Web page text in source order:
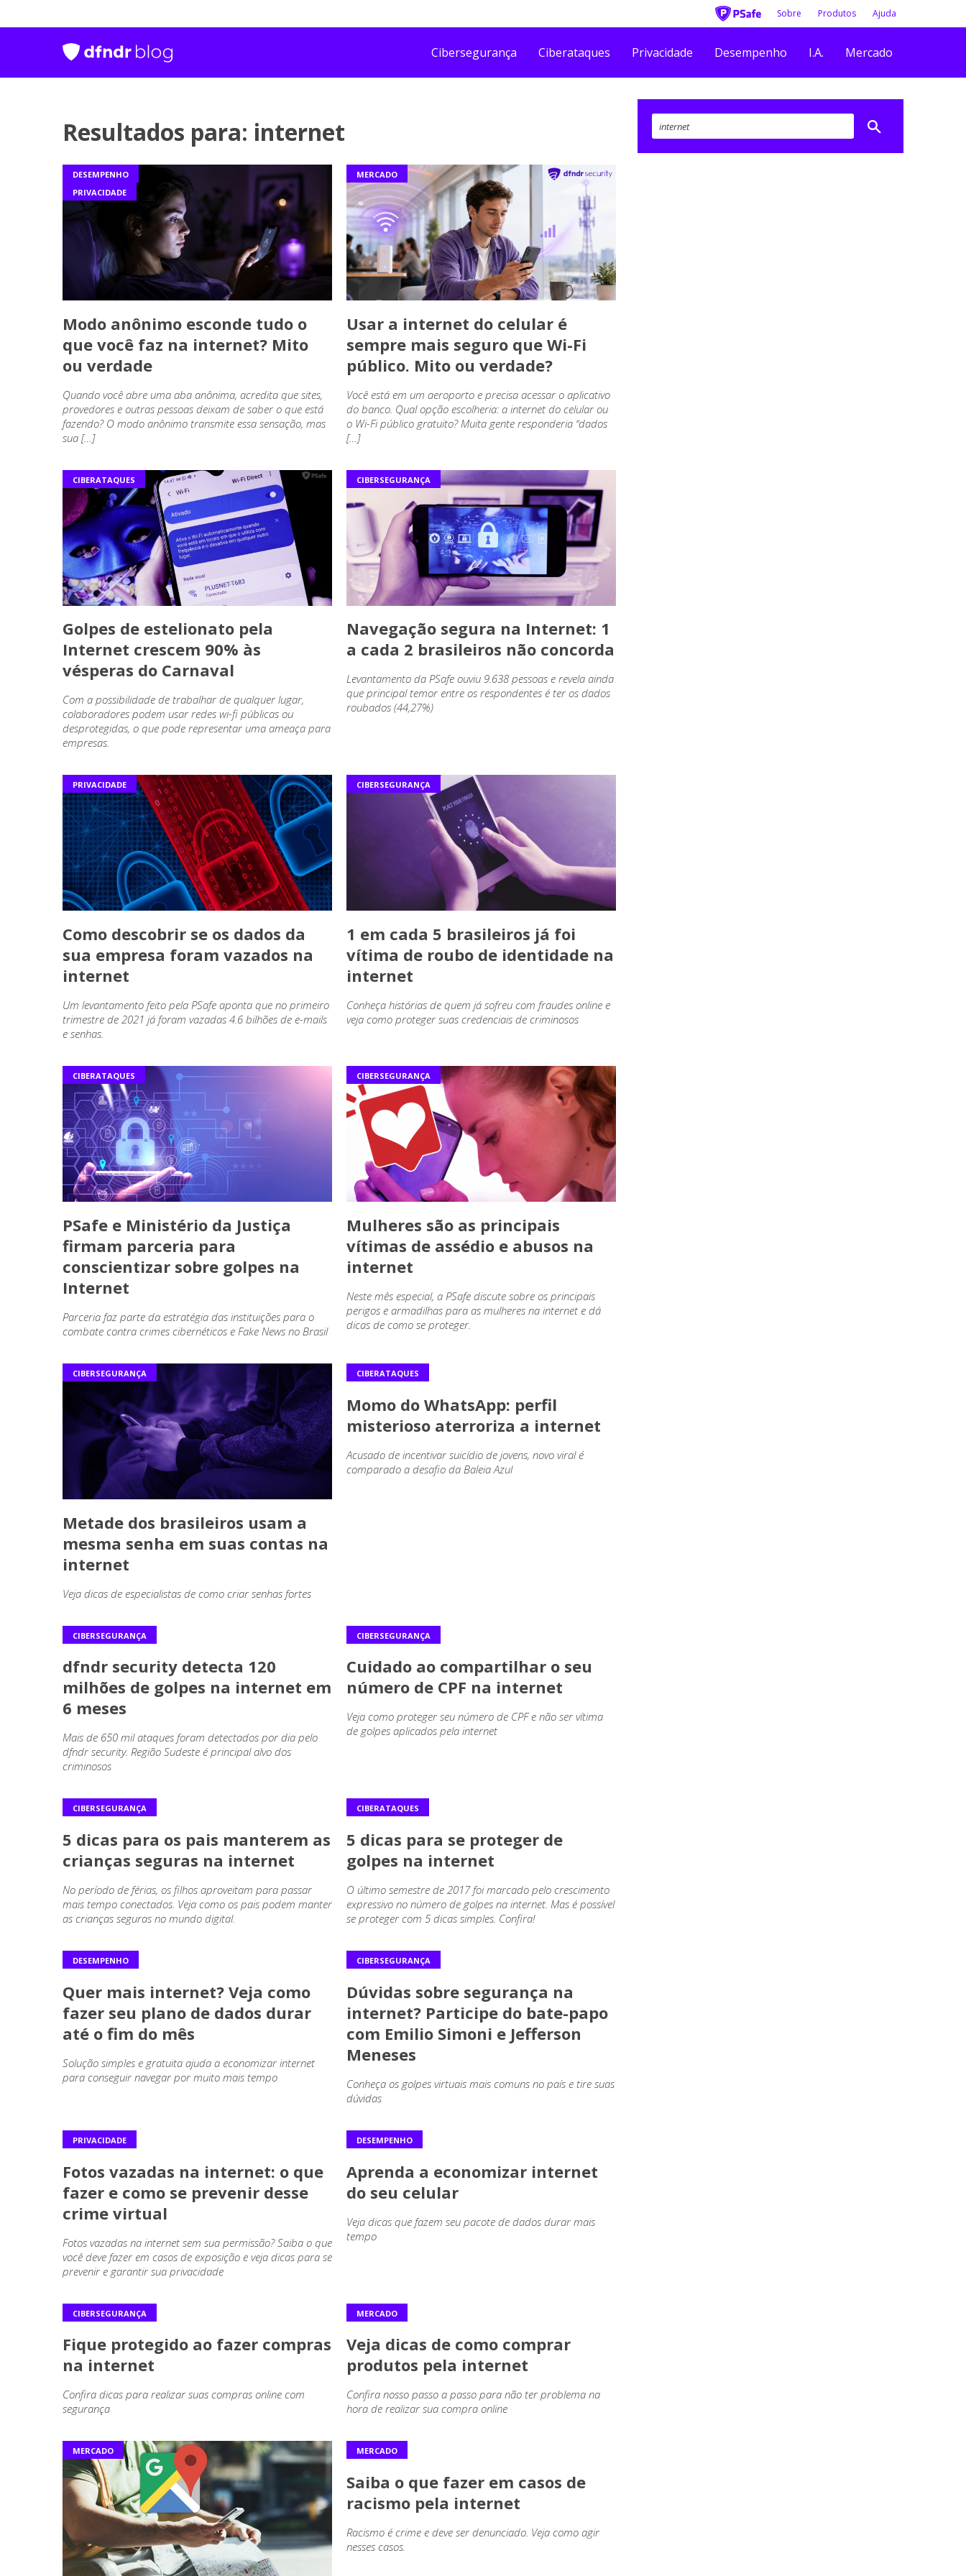
Sobre Produtos Ajuda
Cibersegurança Ciberataques Privacidade Desempenho I.A. Mercado
Resultados para: internet
DESEMPENHO
PRIVACIDADE
Modo anônimo esconde tudo o
que você faz na internet? Mito
ou verdade
Quando você abre uma aba anônima, acredita que sites,
provedores e outras pessoas deixam de saber o que está
fazendo? O modo anônimo transmite essa sensação, mas
sua […]
MERCADO
Usar a internet do celular é
sempre mais seguro que Wi-Fi
público. Mito ou verdade?
Você está em um aeroporto e precisa acessar o aplicativo
do banco. Qual opção escolheria: a internet do celular ou
o Wi-Fi público gratuito? Muita gente responderia “dados
[…]
CIBERATAQUES
Golpes de estelionato pela
Internet crescem 90% às
vésperas do Carnaval
Com a possibilidade de trabalhar de qualquer lugar,
colaboradores podem usar redes wi-fi públicas ou
desprotegidas, o que pode representar uma ameaça para
empresas.
CIBERSEGURANÇA
Navegação segura na Internet: 1
a cada 2 brasileiros não concorda
Levantamento da PSafe ouviu 9.638 pessoas e revela ainda
que principal temor entre os respondentes é ter os dados
roubados (44,27%)
PRIVACIDADE
Como descobrir se os dados da
sua empresa foram vazados na
internet
Um levantamento feito pela PSafe aponta que no primeiro
trimestre de 2021 já foram vazadas 4.6 bilhões de e-mails
e senhas.
CIBERSEGURANÇA
1 em cada 5 brasileiros já foi
vítima de roubo de identidade na
internet
Conheça histórias de quem já sofreu com fraudes online e
veja como proteger suas credenciais de criminosos
CIBERATAQUES
PSafe e Ministério da Justiça
firmam parceria para
conscientizar sobre golpes na
Internet
Parceria faz parte da estratégia das instituições para o
combate contra crimes cibernéticos e Fake News no Brasil
CIBERSEGURANÇA
Mulheres são as principais
vítimas de assédio e abusos na
internet
Neste mês especial, a PSafe discute sobre os principais
perigos e armadilhas para as mulheres na internet e dá
dicas de como se proteger.
CIBERSEGURANÇA
Metade dos brasileiros usam a
mesma senha em suas contas na
internet
Veja dicas de especialistas de como criar senhas fortes
CIBERATAQUES
Momo do WhatsApp: perfil
misterioso aterroriza a internet
Acusado de incentivar suicídio de jovens, novo viral é
comparado a desafio da Baleia Azul
CIBERSEGURANÇA
dfndr security detecta 120
milhões de golpes na internet em
6 meses
Mais de 650 mil ataques foram detectados por dia pelo
dfndr security. Região Sudeste é principal alvo dos
criminosos
CIBERSEGURANÇA
Cuidado ao compartilhar o seu
número de CPF na internet
Veja como proteger seu número de CPF e não ser vítima
de golpes aplicados pela internet
CIBERSEGURANÇA
5 dicas para os pais manterem as
crianças seguras na internet
No período de férias, os filhos aproveitam para passar
mais tempo conectados. Veja como os pais podem manter
as crianças seguras no mundo digital.
CIBERATAQUES
5 dicas para se proteger de
golpes na internet
O último semestre de 2017 foi marcado pelo crescimento
expressivo no número de golpes na internet. Mas é possível
se proteger com 5 dicas simples. Confira!
DESEMPENHO
Quer mais internet? Veja como
fazer seu plano de dados durar
até o fim do mês
Solução simples e gratuita ajuda a economizar internet
para conseguir navegar por muito mais tempo
CIBERSEGURANÇA
Dúvidas sobre segurança na
internet? Participe do bate-papo
com Emilio Simoni e Jefferson
Meneses
Conheça os golpes virtuais mais comuns no país e tire suas
dúvidas
PRIVACIDADE
Fotos vazadas na internet: o que
fazer e como se prevenir desse
crime virtual
Fotos vazadas na internet sem sua permissão? Saiba o que
você deve fazer em casos de exposição e veja dicas para se
prevenir e garantir sua privacidade
DESEMPENHO
Aprenda a economizar internet
do seu celular
Veja dicas que fazem seu pacote de dados durar mais
tempo
CIBERSEGURANÇA
Fique protegido ao fazer compras
na internet
Confira dicas para realizar suas compras online com
segurança
MERCADO
Veja dicas de como comprar
produtos pela internet
Confira nosso passo a passo para não ter problema na
hora de realizar sua compra online
MERCADO MERCADO
Saiba o que fazer em casos de
racismo pela internet
Racismo é crime e deve ser denunciado. Veja como agir
nesses casos.